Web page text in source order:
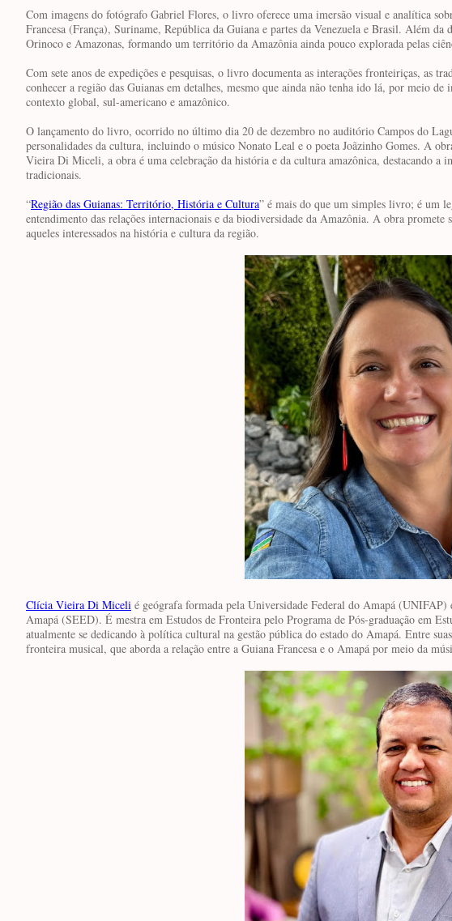
Com imagens do fotógrafo Gabriel Flores, o livro oferece uma imersão visual e analítica
Francesa (França), Suriname, República da Guiana e partes da Venezuela e Brasil. Além
Orinoco e Amazonas, formando um território da Amazônia ainda pouco explorada pelas
Com sete anos de expedições e pesquisas, o livro documenta as interações fronteiriças, as
conhecer a região das Guianas em detalhes, mesmo que ainda não tenha ido lá, por meio
contexto global, sul-americano e amazônico.
O lançamento do livro, ocorrido no último dia 20 de dezembro no auditório Campos do
personalidades da cultura, incluindo o músico Nonato Leal e o poeta Joãzinho Gomes. A
Vieira Di Miceli, a obra é uma celebração da história e da cultura amazônica, destacando a
tradicionais.
“Região das Guianas: Território, História e Cultura” é mais do que um simples livro; é um
entendimento das relações internacionais e da biodiversidade da Amazônia. A obra promete
aqueles interessados na história e cultura da região.
Clícia Vieira Di Miceli é geógrafa formada pela Universidade Federal do Amapá
Amapá (SEED). É mestra em Estudos de Fronteira pelo Programa de Pós-graduação em
atualmente se dedicando à política cultural na gestão pública do estado do Amapá. Entre
fronteira musical, que aborda a relação entre a Guiana Francesa e o Amapá por meio da